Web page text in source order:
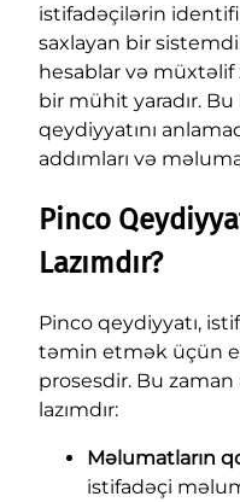
istifadəçilərin
saxlayan bir
hesablar və
bir mühit yaradır.
qeydiyyatını
addımları və
Pinco
Lazımdır?
Pinco qeydiyyatı,
təmin etmək üçün
prosesdir. Bu zaman
lazımdır:
Məlumatların
istifadəçi